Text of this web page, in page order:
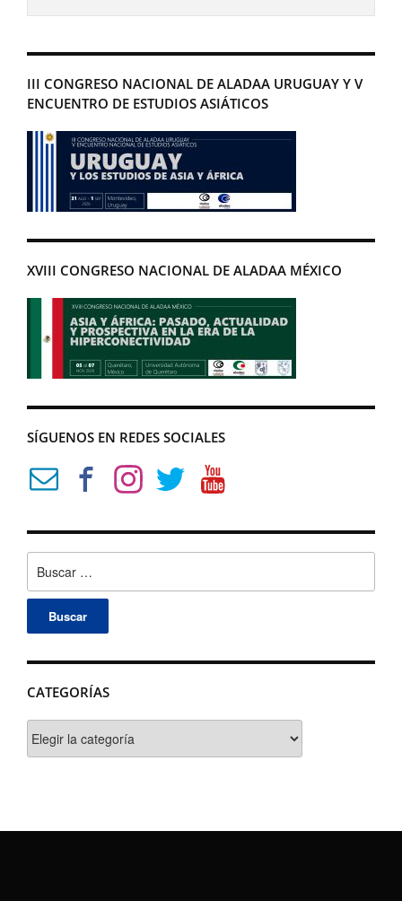
III CONGRESO NACIONAL DE ALADAA URUGUAY Y V
ENCUENTRO DE ESTUDIOS ASIÁTICOS
XVIII CONGRESO NACIONAL DE ALADAA MÉXICO
SÍGUENOS EN REDES SOCIALES
CATEGORÍAS